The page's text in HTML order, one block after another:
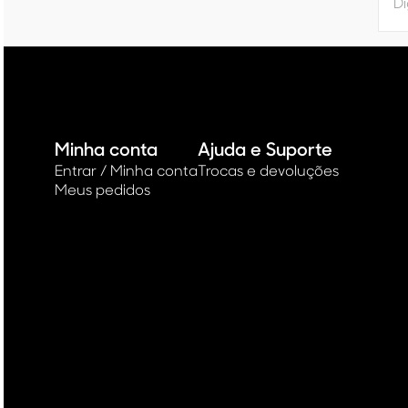
Minha conta
Entrar / Minha conta
Meus pedidos
Ajuda e Suporte
Trocas e devoluções